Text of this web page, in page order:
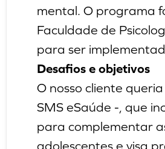
mental. O programa
Faculdade de
para ser
Desafios e objetivos
O nosso cliente
SMS eSaúde -, que
para complementar